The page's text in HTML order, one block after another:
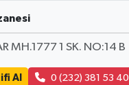
MH.1777 1 SK. NO:14 B
Al 0 (232) 381 53 40